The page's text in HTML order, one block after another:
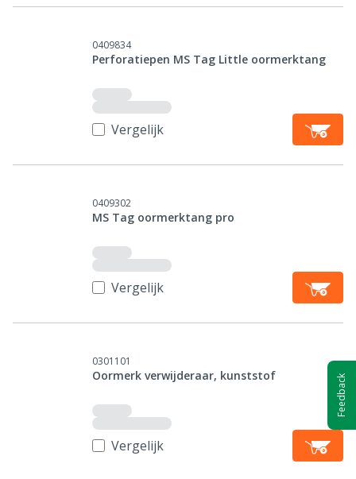
0409834
Perforatiepen MS Tag Little oormerktang
Vergelijk
0409302
MS Tag oormerktang pro
Vergelijk
0301101
Oormerk verwijderaar, kunststof
Vergelijk
Feedback